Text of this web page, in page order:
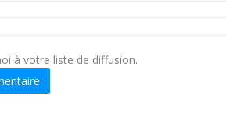
à votre liste de diffusion.